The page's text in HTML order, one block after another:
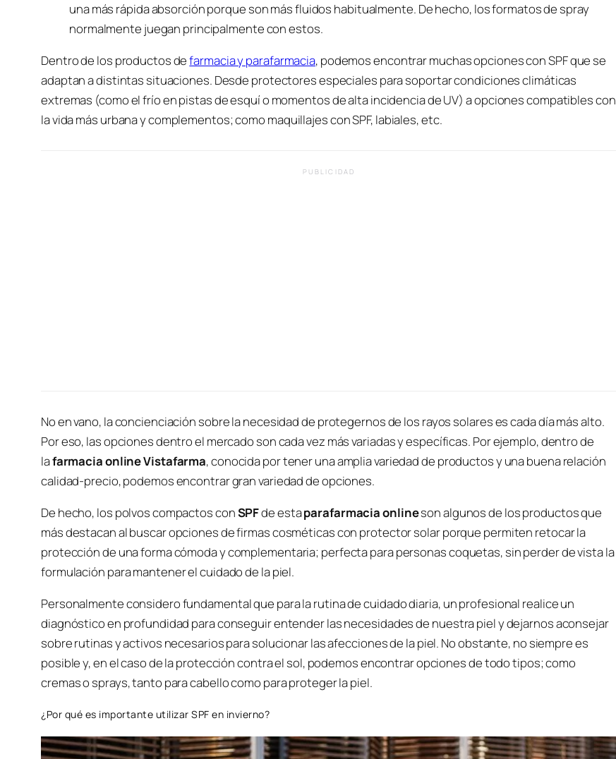
una más rápida absorción porque son más fluidos habitualmente. De hecho, los formatos de spray
normalmente juegan principalmente con estos.
Dentro de los productos defarmacia y parafarmacia, podemos encontrar muchas opciones con SPF que se
adaptan a distintas situaciones. Desde protectores especiales para soportar condiciones climáticas
extremas (como el frío en pistas de esquí o momentos de alta incidencia de UV) a opciones compatibles con
la vida más urbana y complementos; como maquillajes con SPF, labiales, etc.
PUBLICIDAD
No en vano, la concienciación sobre la necesidad de protegernos de los rayos solares es cada día más alto.
Por eso, las opciones dentro el mercado son cada vez más variadas y específicas. Por ejemplo, dentro de
lafarmacia onlineVistafarma, conocida por tener una amplia variedad de productos y una buena relación
calidad-precio, podemos encontrar gran variedad de opciones.
De hecho, los polvos compactos conSPFde estaparafarmacia onlineson algunos de los productos que
más destacan al buscar opciones de firmas cosméticas con protector solar porque permiten retocar la
protección de una forma cómoda y complementaria; perfecta para personas coquetas, sin perder de vista la
formulación para mantener el cuidado de la piel.
Personalmente considero fundamental que para la rutina de cuidado diaria, un profesional realice un
diagnóstico en profundidad para conseguir entender las necesidades de nuestra piel y dejarnos aconsejar
sobre rutinas y activos necesarios para solucionar las afecciones de la piel. No obstante, no siempre es
posible y, en el caso de la protección contra el sol, podemos encontrar opciones de todo tipos; como
cremas o sprays, tanto para cabello como para proteger la piel.
¿Por qué es importante utilizar SPF en invierno?